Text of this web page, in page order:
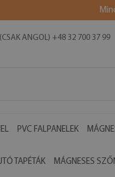
(CSAK ANGOL) +48 32 700 37 99
PVC FALPANELEK
TAPÉTÁK MÁGNESES